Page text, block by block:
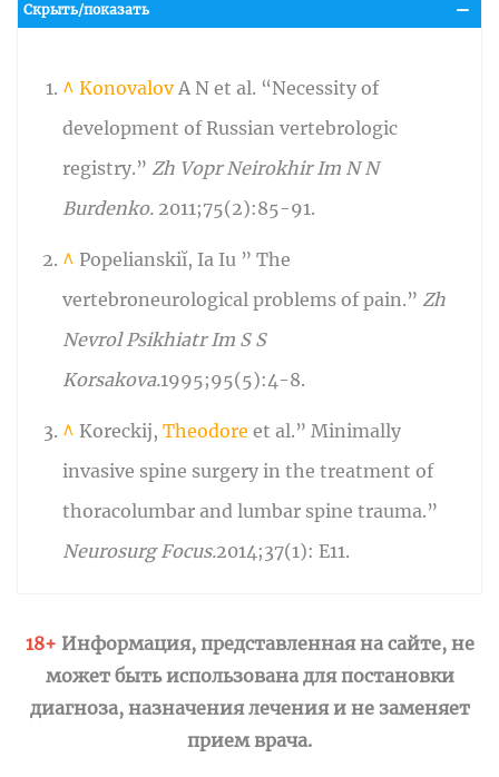
Скрыть/показать
^ KonovalovA N et al. “Necessity of
development of Russian vertebrologic
registry.” Zh Vopr Neirokhir Im N N
Burdenko. 2011;75(2):85-91.
^ Popelianskiĭ, Ia Iu ” The
vertebroneurological problems of pain.” Zh
Nevrol Psikhiatr Im S S
Korsakova.1995;95(5):4-8.
^ Koreckij, Theodore et al.” Minimally
invasive spine surgery in the treatment of
thoracolumbar and lumbar spine trauma.”
Neurosurg Focus.2014;37(1): E11.
18+ Информация, представленная на сайте, не
может быть использована для постановки
диагноза, назначения лечения и не заменяет
прием врача.